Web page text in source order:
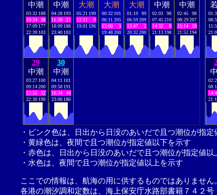
中潮
03:32 188
10:24
38
17:09 177
22:39 103
中潮
04:28 193
11:20
21
18:09 188
23:40 103
大潮
05:21 199
12:11
9
19:01 196
大潮
00:32 101
06:11 205
13:00
3
19:48200
大潮
01:19
99
06:59209
13:47
2
20:32200
中潮
02:03
98
07:45210
14:32
8
21:13 198
中潮
02:45
98
08:29207
15:14
18
21:52 194
29
中潮
03:27 100
09:14200
15:55
32
22:30 190
30
中潮
04:11 101
09:58 191
16:34
48
23:06 186
・ピンク色は、日出から日没のあいだで且つ潮位が指
・黄緑色は、夜間で且つ潮位が指定値以下を示す
・赤色は、日出から日没のあいだで且つ潮位が指定値以
・水色は、夜間で且つ潮位が指定値以上を示す
ここでの情報は、航海の用に供するものではありませ
各港の潮汐調和定数は、海上保安庁水路部書籍７４２